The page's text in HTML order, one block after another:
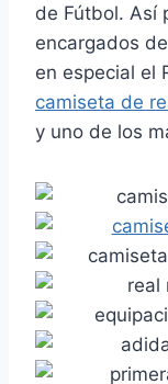
de Fútbol. Así
encargados
en especial el
camiseta de
y uno de los